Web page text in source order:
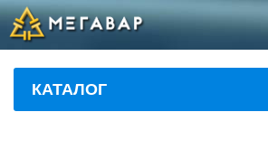
КАТАЛОГ